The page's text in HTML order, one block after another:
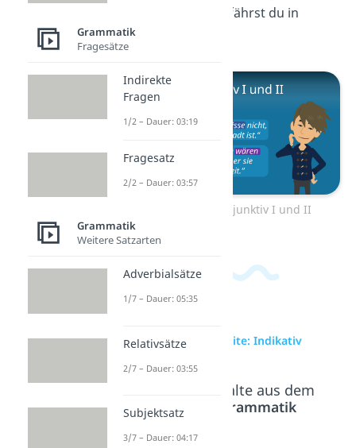
und II aus? Das erfährst du in
diesem Video
Zum Video: Konjunktiv I und II
zur Videoseite: Indikativ
Beliebte Inhalte aus dem
Bereich
Grammatik
Grammatik
Fragesätze
Indirekte
Fragen
1/2 – Dauer: 03:19
Fragesatz
2/2 – Dauer: 03:57
Grammatik
Weitere Satzarten
Adverbialsätze
1/7 – Dauer: 05:35
Relativsätze
2/7 – Dauer: 03:55
Subjektsatz
3/7 – Dauer: 04:17